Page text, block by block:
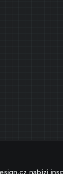
nabízí